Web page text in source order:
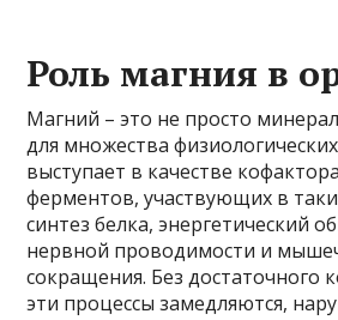
Роль магния в
Магний – это не просто
для множества
выступает в качестве
ферментов, участвующих в
синтез белка, энергетический
нервной проводимости и
сокращения. Без достаточного
эти процессы замедляются,